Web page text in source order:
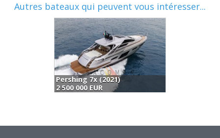
Autres bateaux qui peuvent vous intéresser...
2 342 450 EUR